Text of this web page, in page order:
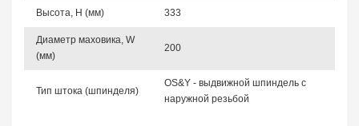
Высота, Н (мм) 333
Диаметр маховика, W
(мм)
200
Тип штока (шпинделя)
OS&Y - выдвижной шпиндель с
наружной резьбой